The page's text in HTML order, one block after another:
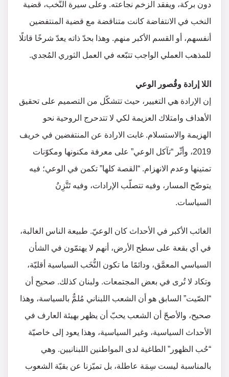
دون بركة، ويفقد الزخم نجاعته. وعلى سيرة النُّخب، قضية
النخب في الانتفاضة كانت متناقضة مع قضية المنتفضين
أنفسهم، أو القسم الأكبر منهم. وهذا بحدّ ذاته يعدّ شرخًا قاتلًا
للمذهب العملي الواجب تتبّعه في العمل الثوري المُجدي.
اللا إرادة وقُصور الوعي
إن الإرادة هي التغيير، حيث تتشكّل من التصميم على تحقيق
الأهداف وامتلاك العزيمة لكي لا تتدحرج الروحية نحو
الهزيمة والاستسلام. غابت الارادة عن المنتفضين في خريف
2019، وأثّر “تآكل الوعي” على معرفة مكنونها ومكوّنات
تمتينها وعدم الانهزام. “القصة كلها” تكمن في الوعي؛ فيه
يتوضّح المسار، وفيه تتصلّب الإرادات، وفيه تَتَّزِنُ
السياسات.
الغائب الأكبر في الأحداث كان الوعيّ. طبيعة الناس الغالبة،
في أي بقعة على سطح الأرض، أنهم لا يهتمّون في الشأن
السياسي المعمَّق، ودائمًا ما تكون النُّخَب السياسية أقليّة،
وتكاد لا تُرى في بعض المجتمعات. ولبنان كذلك. صحيح أن
“الصّيت” السابق هو أن الشعب اللبناني مُلمٌّ بالسياسة، وهذا
صحيح، والأصحّ أن الشعب يحبّ أن يظهر بهيئة العارف في
الأحداث السياسية، وغير السياسية، وهذا يعود إلى خاصيّة
“حُب الظهور” الطاغية لدى المواطنين اللبنانيين. وهي
بالمناسبة ليست سِمَة عاطلة، بل تميّزنا عن بقيّة الشعوب